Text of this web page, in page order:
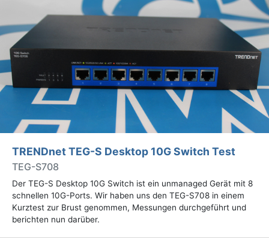
TRENDnet TEG-S Desktop 10G Switch Test
TEG-S708
Der TEG-S Desktop 10G Switch ist ein unmanaged Gerät mit 8
schnellen 10G-Ports. Wir haben uns den TEG-S708 in einem
Kurztest zur Brust genommen, Messungen durchgeführt und
berichten nun darüber.